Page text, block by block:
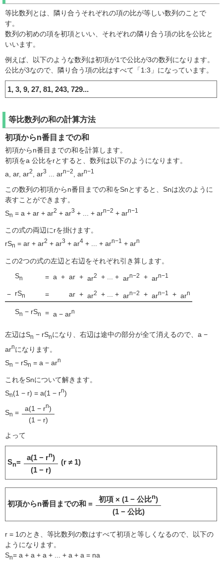
等比数列とは、隣り合うそれぞれの項の比が等しい数列のことで
す。
数列の初めの項を初項といい、それぞれの隣り合う項の比を公比と
いいます。
例えば、以下のような数列は初項が1で公比が3の数列になります。
公比が3なので、隣り合う項の比はすべて「1:3」になっています。
1, 3, 9, 27, 81, 243, 729...
等比数列の和の計算方法
初項からn番目までの和
初項からn番目までの和を計算します。
初項をa 公比をrとすると、数列は以下のようになります。
a, ar, ar2 , ar3 ... arn−2 , arn−1
この数列の初項からn番目までの和をSnとすると、Snは次のように
表すことができます。
Sn = a + ar + ar2 + ar3 + ... + arn−2 + arn−1
この式の両辺にrを掛けます。
rSn = ar + ar2 + ar3 + ar4 + ... + arn−1 + arn
この2つの式の左辺と右辺をそれぞれ引き算します。
Sn = a + ar + ar2 + ... + arn−2 + arn−1
− rSn = ar + ar2 + ... + arn−2 + arn−1 + arn
Sn − rSn = a − arn
左辺はSn − rSnになり、右辺は途中の部分が全て消えるので、a −
arnになります。
Sn − rSn = a − arn
これをSnについて解きます。
Sn(1 − r) = a(1 − rn)
Sn = a(1 − rn)
(1 − r)
よって
Sn=
a(1 − rn)
(1 − r)
(r ≠ 1)
初項からn番目までの和 =
初項 × (1 − 公比n)
(1 − 公比)
r = 1のとき、等比数列の数はすべて初項と等しくなるので、以下の
ようになります。
Sn= a + a + a + ... + a + a = na